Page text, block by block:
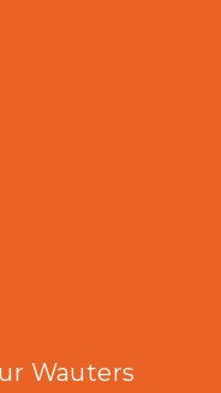
Wauters